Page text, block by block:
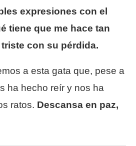
expresiones con el
tiene que me hace tan
con su pérdida.
a esta gata que, pese a
ha hecho reír y nos ha
ratos. Descansa en paz,